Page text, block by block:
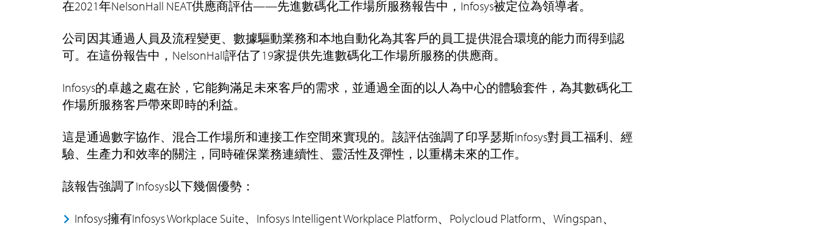
在2021年NelsonHall NEAT供應商評估——先進數碼化工作場所服務報告中，Infosys被定位為領導者。
公司因其通過人員及流程變更、數據驅動業務和本地自動化為其客戶的員工提供混合環境的能力而得到認
可。在這份報告中，NelsonHall評估了19家提供先進數碼化工作場所服務的供應商。
Infosys的卓越之處在於，它能夠滿足未來客戶的需求，並通過全面的以人為中心的體驗套件，為其數碼化工
作場所服務客戶帶來即時的利益。
這是通過數字協作、混合工作場所和連接工作空間來實現的。該評估強調了印孚瑟斯Infosys對員工福利、經
驗、生產力和效率的關注，同時確保業務連續性、靈活性及彈性，以重構未來的工作。
該報告強調了Infosys以下幾個優勢：
Infosys擁有Infosys Workplace Suite、Infosys Intelligent Workplace Platform、Polycloud Platform、Wingspan、